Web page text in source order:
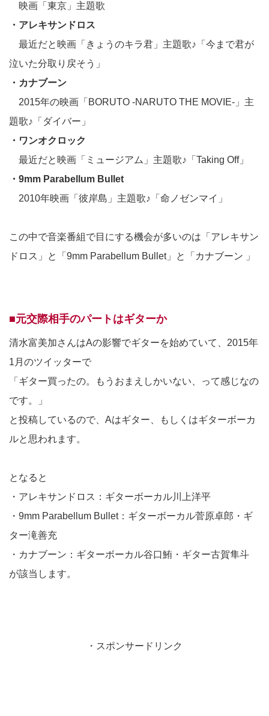
映画「東京」主題歌
・アレキサンドロス
最近だと映画「きょうのキラ君」主題歌♪「今まで君が
泣いた分取り戻そう」
・カナブーン
2015年の映画「BORUTO -NARUTO THE MOVIE-」主
題歌♪「ダイバー」
・ワンオクロック
最近だと映画「ミュージアム」主題歌♪「Taking Off」
・9mm Parabellum Bullet
2010年映画「彼岸島」主題歌♪「命ノゼンマイ」
この中で音楽番組で目にする機会が多いのは「アレキサン
ドロス」と「9mm Parabellum Bullet」と「カナブーン 」
■元交際相手のパートはギターか
清水富美加さんはAの影響でギターを始めていて、2015年
1月のツイッターで
「ギター買ったの。もうおまえしかいない、って感じなの
です。」
と投稿しているので、Aはギター、もしくはギターボーカ
ルと思われます。
となると
・アレキサンドロス：ギターボーカル川上洋平
・9mm Parabellum Bullet：ギターボーカル菅原卓郎・ギ
ター滝善充
・カナブーン：ギターボーカル谷口鮪・ギター古賀隼斗
が該当します。
・スポンサードリンク